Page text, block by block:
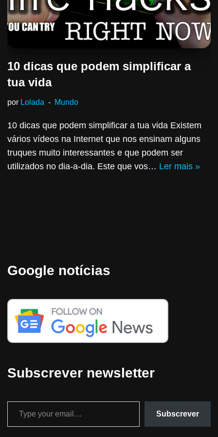
10 dicas que podem simplificar a
tua vida
por Lolada Mundo
10 dicas que podem simplificar a tua vida Existem
vários vídeos na Internet que nos ensinam alguns
truques muito interessantes e que podem ser
utilizados no dia-a-dia. Este que vos… Ler mais »
Google notícias
Subscrever newsletter
Subscrever